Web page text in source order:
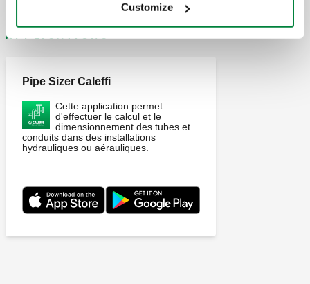
Customize
APPLICATIONS
Pipe Sizer Caleffi
Cette application permet
d'effectuer le calcul et le
dimensionnement des tubes et
conduits dans des installations
hydrauliques ou aérauliques.